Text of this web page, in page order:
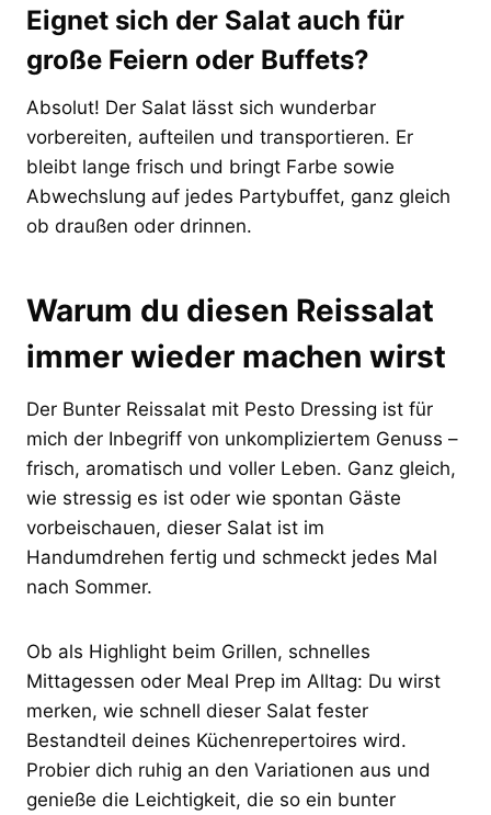
Eignet sich der Salat auch für
große Feiern oder Buffets?
Absolut! Der Salat lässt sich wunderbar
vorbereiten, aufteilen und transportieren. Er
bleibt lange frisch und bringt Farbe sowie
Abwechslung auf jedes Partybuffet, ganz gleich
ob draußen oder drinnen.
Warum du diesen Reissalat
immer wieder machen wirst
Der Bunter Reissalat mit Pesto Dressing ist für
mich der Inbegriff von unkompliziertem Genuss –
frisch, aromatisch und voller Leben. Ganz gleich,
wie stressig es ist oder wie spontan Gäste
vorbeischauen, dieser Salat ist im
Handumdrehen fertig und schmeckt jedes Mal
nach Sommer.
Ob als Highlight beim Grillen, schnelles
Mittagessen oder Meal Prep im Alltag: Du wirst
merken, wie schnell dieser Salat fester
Bestandteil deines Küchenrepertoires wird.
Probier dich ruhig an den Variationen aus und
genieße die Leichtigkeit, die so ein bunter